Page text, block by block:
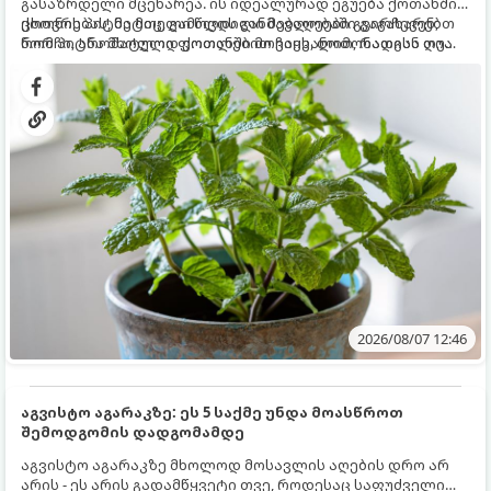
ცხოვრებას, მეტიც, გამოცდილი მებაღეები გვირჩევენ,
რომ პიტნა მხოლოდ ქოთანში მოვიყვანოთ, რადგან ღია
გრუნტში (ბაღში) დარგვისას ის ფესვებით ძალიან
სწრაფად ვრცელდება და სხვა მცენარეებს ავიწროებს.
ქოთნის პიტნა მთელი წლის განმავლობაში გაგახარებთ
ნორჩი, არომატული ფოთლებით ჩაის, ლიმონათისა თუ
კერძებისთვის.
2026/08/07 12:46
აგვისტო აგარაკზე: ეს 5 საქმე უნდა მოასწროთ
შემოდგომის დადგომამდე
აგვისტო აგარაკზე მხოლოდ მოსავლის აღების დრო არ
არის - ეს არის გადამწყვეტი თვე, როდესაც საფუძველი